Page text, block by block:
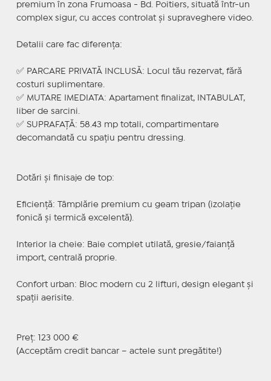
premium în zona Frumoasa - Bd. Poitiers, situată într-un
complex sigur, cu acces controlat și supraveghere video.
Detalii care fac diferența:
✅ PARCARE PRIVATĂ INCLUSĂ: Locul tău rezervat, fără
costuri suplimentare.
✅ MUTARE IMEDIATA: Apartament finalizat, INTABULAT,
liber de sarcini.
✅ SUPRAFAȚĂ: 58.43 mp totali, compartimentare
decomandată cu spațiu pentru dressing.
Dotări și finisaje de top:
Eficiență: Tâmplărie premium cu geam tripan (izolație
fonică și termică excelentă).
Interior la cheie: Baie complet utilată, gresie/faianță
import, centrală proprie.
Confort urban: Bloc modern cu 2 lifturi, design elegant și
spații aerisite.
Preț: 123 000 €
(Acceptăm credit bancar – actele sunt pregătite!)